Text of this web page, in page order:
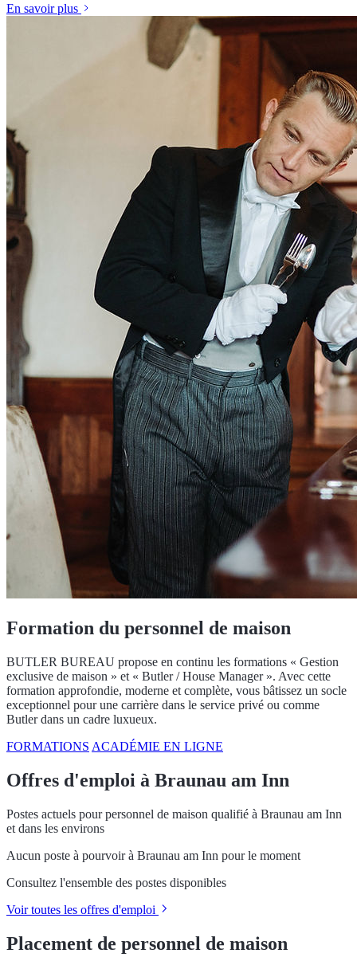
En savoir plus
Formation du personnel de maison
BUTLER BUREAU propose en continu les formations « Gestion
exclusive de maison » et « Butler / House Manager ». Avec cette
formation approfondie, moderne et complète, vous bâtissez un socle
exceptionnel pour une carrière dans le service privé ou comme
Butler dans un cadre luxueux.
FORMATIONS ACADÉMIE EN LIGNE
Offres d'emploi à Braunau am Inn
Postes actuels pour personnel de maison qualifié à Braunau am Inn
et dans les environs
Aucun poste à pourvoir à Braunau am Inn pour le moment
Consultez l'ensemble des postes disponibles
Voir toutes les offres d'emploi
Placement de personnel de maison